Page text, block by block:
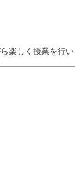
しく授業を行い